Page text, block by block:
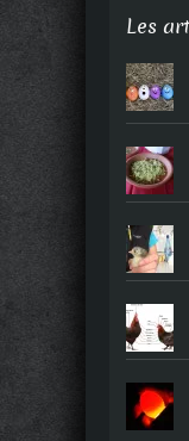
Les